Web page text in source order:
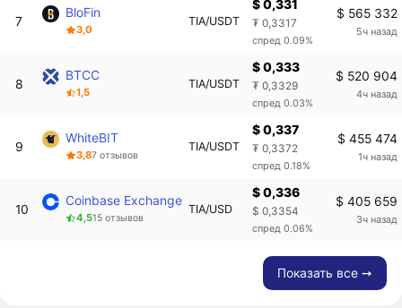
7
BloFin
3,0
TIA/USDT
$ 0,331
₮ 0,3317
спред 0.09%
$ 565 332
5ч назад
8
BTCC
1,5
TIA/USDT
$ 0,333
₮ 0,3329
спред 0.03%
$ 520 904
4ч назад
9
WhiteBIT
3,87 отзывов
TIA/USDT
$ 0,337
₮ 0,3372
спред 0.18%
$ 455 474
1ч назад
10
Coinbase Exchange
4,515 отзывов
TIA/USD
$ 0,336
$ 0,3354
спред 0.06%
$ 405 659
3ч назад
Показать все ➙